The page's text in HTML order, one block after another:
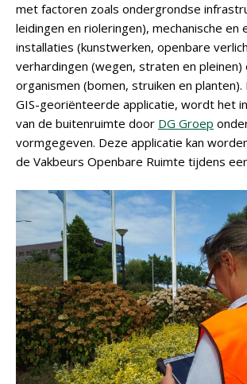
met factoren zoals ondergrondse
leidingen en rioleringen), mechanische en
installaties (kunstwerken, openbare
verhardingen (wegen, straten en pleinen)
organismen (bomen, struiken en
GIS-georiënteerde applicatie, wordt het
van de buitenruimte door DG Groep
vormgegeven. Deze applicatie kan
de Vakbeurs Openbare Ruimte tijdens